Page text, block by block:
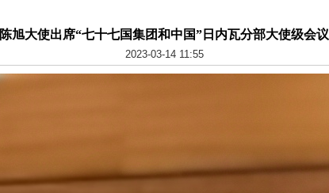
陈旭大使出席“七十七国集团和中国”日内瓦分部大使级会议
2023-03-14 11:55